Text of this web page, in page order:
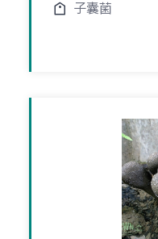
子囊菌